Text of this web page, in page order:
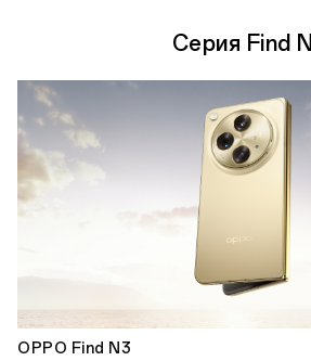
Серия Find N
OPPO Find N3